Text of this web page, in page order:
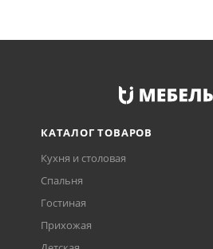
КАТАЛОГ ТОВАРОВ
Кухня и столовая
Спальня
Гостиная
Прихожая